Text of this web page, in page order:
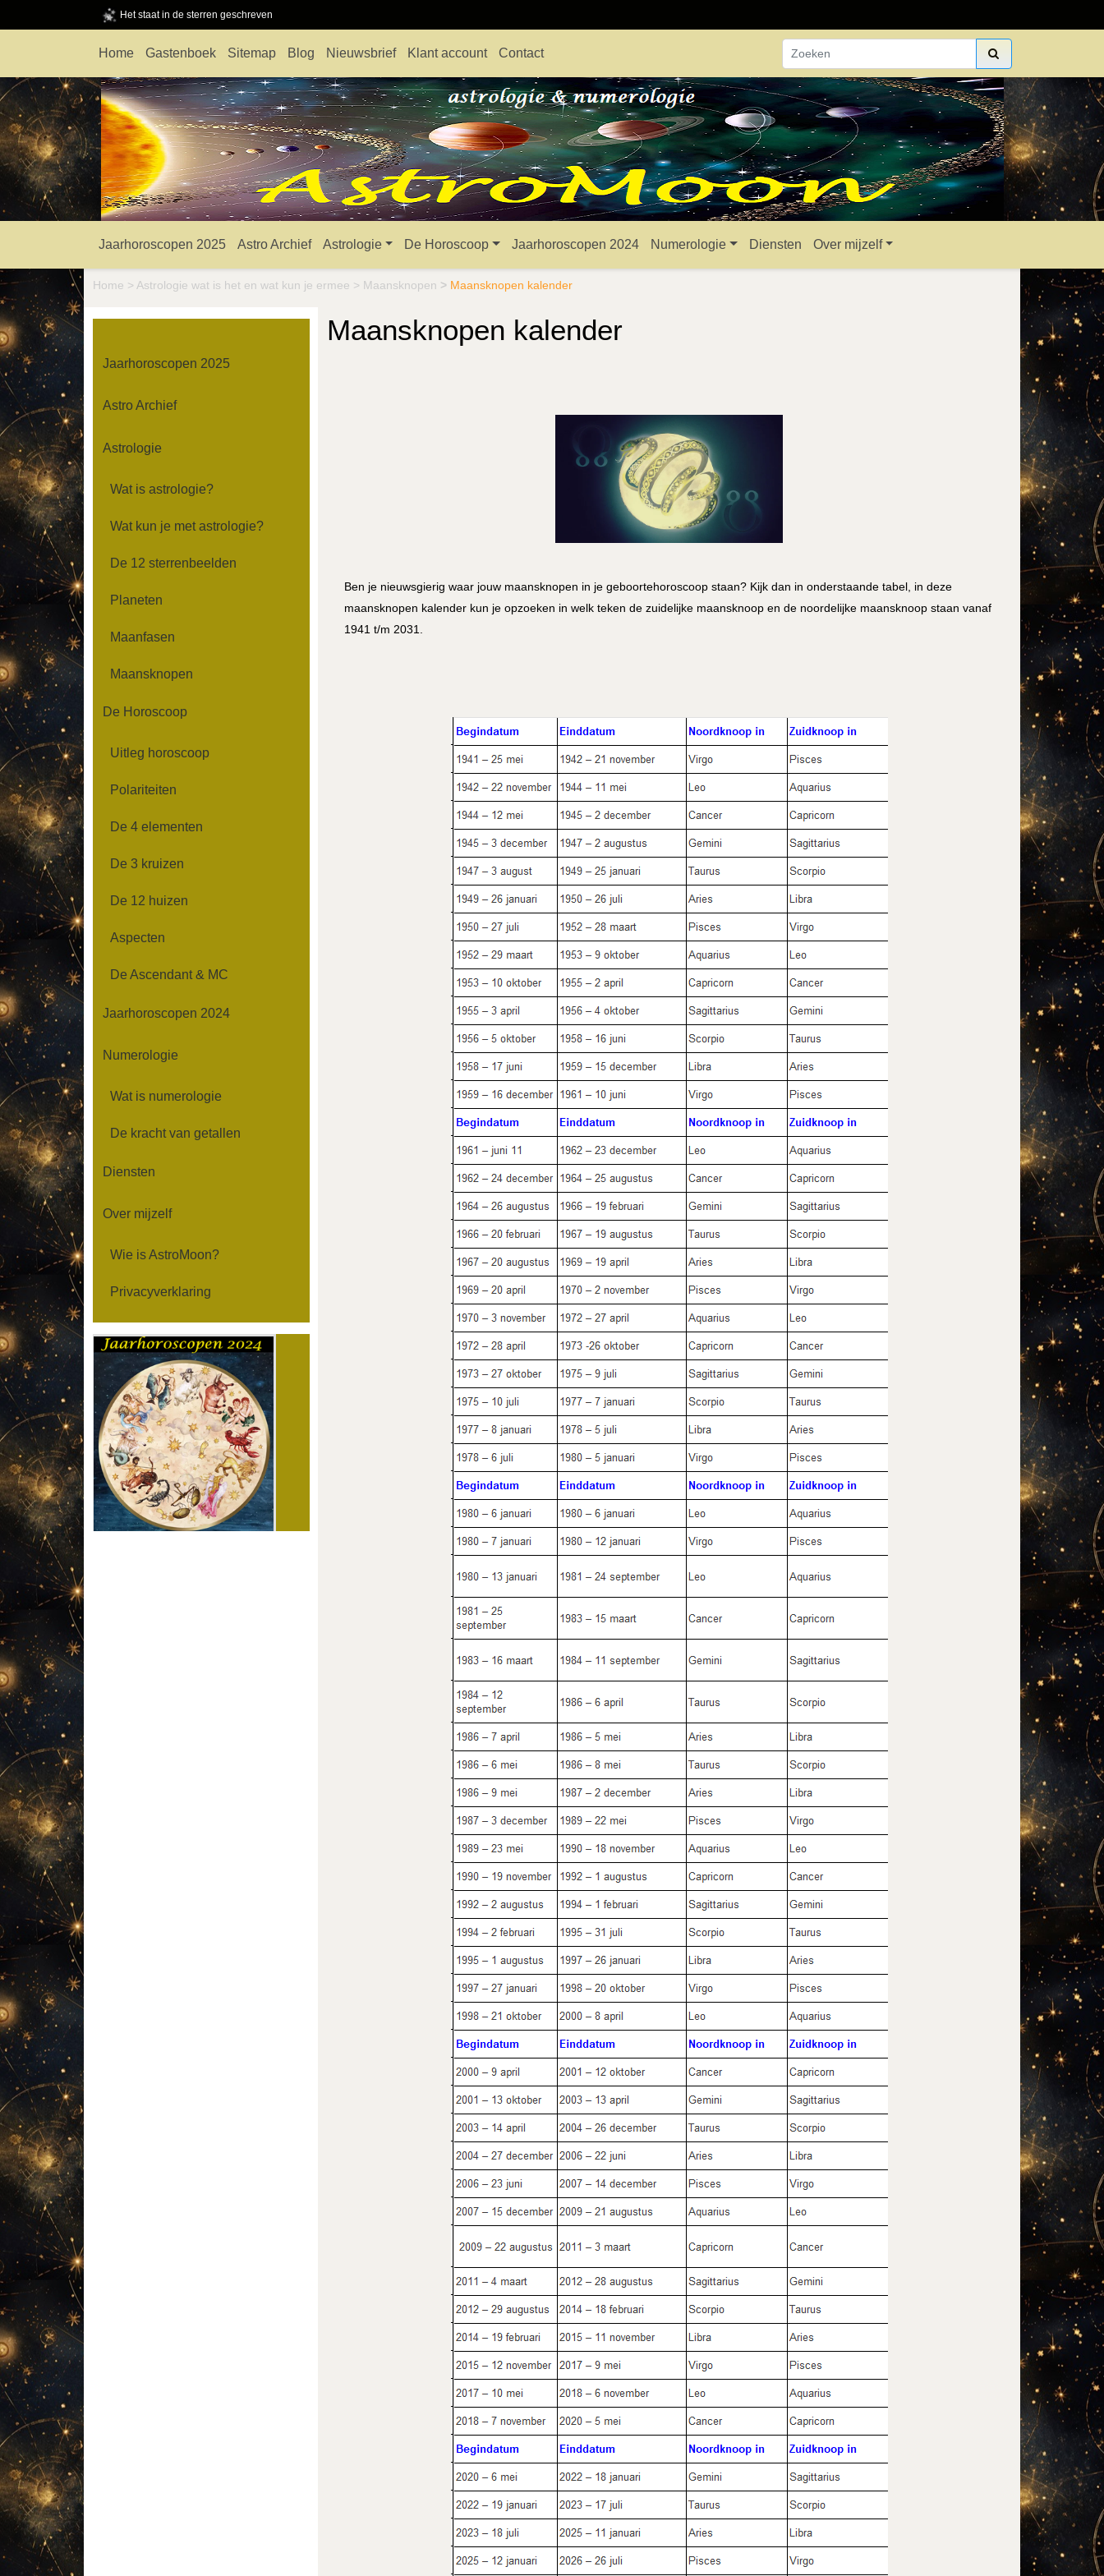
Het staat in de sterren geschreven
Home Gastenboek Sitemap Blog Nieuwsbrief Klant account Contact
Jaarhoroscopen 2025 Astro Archief Astrologie De Horoscoop Jaarhoroscopen 2024 Numerologie Diensten Over mijzelf
Home > Astrologie wat is het en wat kun je ermee > Maansknopen > Maansknopen kalender
Jaarhoroscopen 2025
Astro Archief
Astrologie
Wat is astrologie?
Wat kun je met astrologie?
De 12 sterrenbeelden
Planeten
Maanfasen
Maansknopen
De Horoscoop
Uitleg horoscoop
Polariteiten
De 4 elementen
De 3 kruizen
De 12 huizen
Aspecten
De Ascendant & MC
Jaarhoroscopen 2024
Numerologie
Wat is numerologie
De kracht van getallen
Diensten
Over mijzelf
Wie is AstroMoon?
Privacyverklaring
Maansknopen kalender
Ben je nieuwsgierig waar jouw maansknopen in je geboortehoroscoop staan? Kijk dan in onderstaande tabel, in deze
maansknopen kalender kun je opzoeken in welk teken de zuidelijke maansknoop en de noordelijke maansknoop staan vanaf
1941 t/m 2031.